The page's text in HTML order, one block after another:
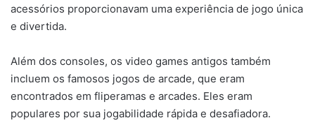
acessórios proporcionavam uma experiência de jogo única
e divertida.
Além dos consoles, os video games antigos também
incluem os famosos jogos de arcade, que eram
encontrados em fliperamas e arcades. Eles eram
populares por sua jogabilidade rápida e desafiadora.